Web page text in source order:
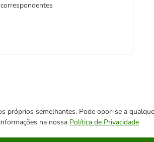
semelhantes. Pode opor-se a
na nossa Política de Privacidade